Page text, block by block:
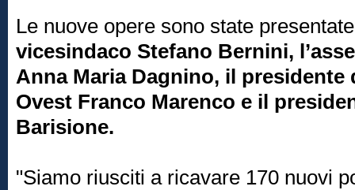
Le nuove opere sono state
vicesindaco Stefano Bernini,
Anna Maria Dagnino, il
Ovest Franco Marenco e il
Barisione.
"Siamo riusciti a ricavare 170 nuovi